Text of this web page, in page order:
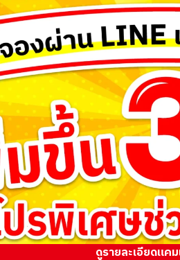
ดูรายละเอียดแค